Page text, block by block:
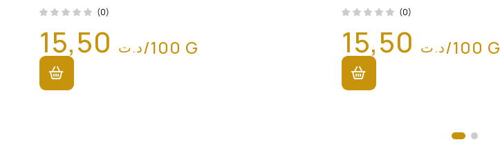
(0)
د.ت/100 G
(0)
د.ت/100 G